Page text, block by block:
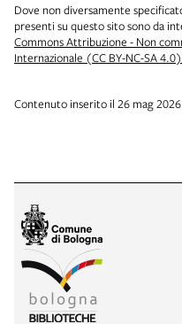
Dove non diversamente
presenti su questo sito sono da
Commons Attribuzione - Non
Internazionale (CC BY-NC-SA 4.0)
Contenuto inserito il 26 mag